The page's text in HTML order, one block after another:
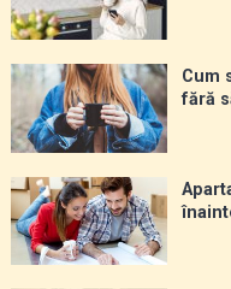
Cum
fără